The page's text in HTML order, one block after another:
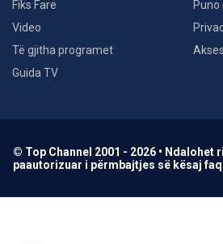
Fiks Fare
Video
Të gjitha programet
Guida TV
Puno
© Top Channel 2001 - 2026 • Ndalohet
paautorizuar i përmbajtjes së kësaj